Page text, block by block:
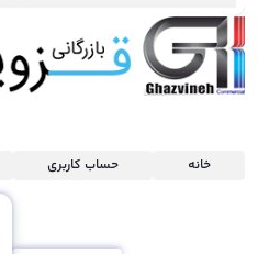
خانه حساب کاربری